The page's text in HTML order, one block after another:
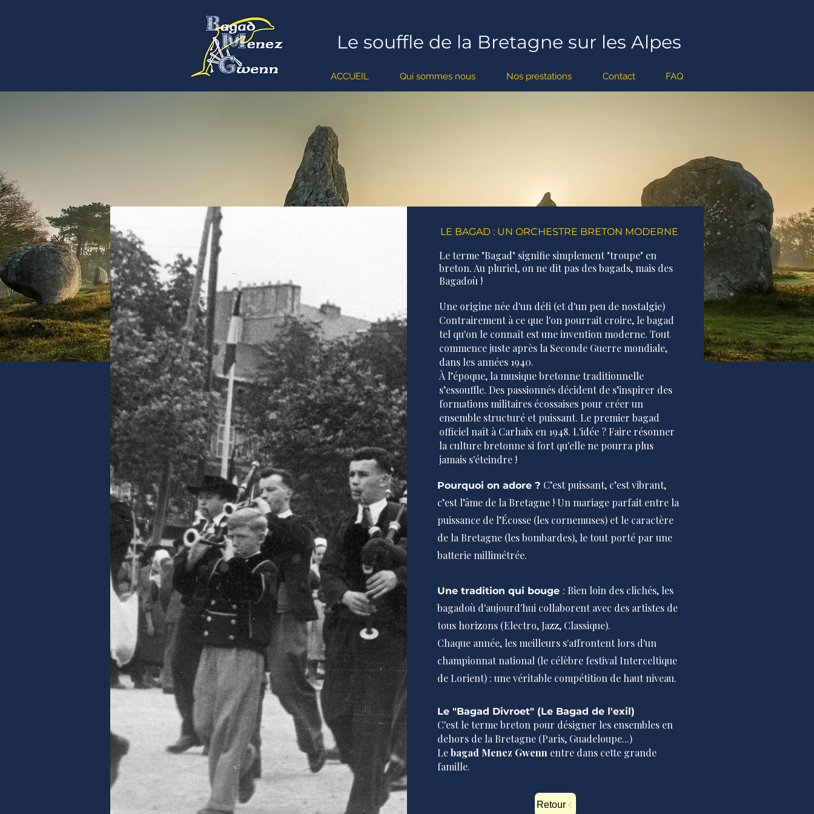
Le souffle de la Bretagne sur les Alpes
ACCUEIL Qui sommes nous Nos prestations Contact FAQ
LE BAGAD : UN ORCHESTRE BRETON MODERNE
Le terme "Bagad" signifie simplement "troupe" en
breton. Au pluriel, on ne dit pas des bagads, mais des
Bagadoù !
Une origine née d'un défi (et d'un peu de nostalgie)
Contrairement à ce que l'on pourrait croire, le bagad
tel qu'on le connaît est une invention moderne. Tout
commence juste après la Seconde Guerre mondiale,
dans les années 1940.
À l’époque, la musique bretonne traditionnelle
s’essouffle. Des passionnés décident de s’inspirer des
formations militaires écossaises pour créer un
ensemble structuré et puissant. Le premier bagad
officiel naît à Carhaix en 1948. L'idée ? Faire résonner
la culture bretonne si fort qu'elle ne pourra plus
jamais s'éteindre !
Pourquoi on adore ? C’est puissant, c’est vibrant,
c’est l’âme de la Bretagne ! Un mariage parfait entre la
puissance de l’Écosse (les cornemuses) et le caractère
de la Bretagne (les bombardes), le tout porté par une
batterie millimétrée.
Une tradition qui bouge : Bien loin des clichés, les
bagadoù d'aujourd'hui collaborent avec des artistes de
tous horizons (Electro, Jazz, Classique).
Chaque année, les meilleurs s'affrontent lors d'un
championnat national (le célèbre festival Interceltique
de Lorient) : une véritable compétition de haut niveau.
Le "Bagad Divroet" (Le Bagad de l'exil)
C'est le terme breton pour désigner les ensembles en
dehors de la Bretagne (Paris, Guadeloupe...)
Lebagad Menez Gwenn entre dans cette grande
famille.
Retour